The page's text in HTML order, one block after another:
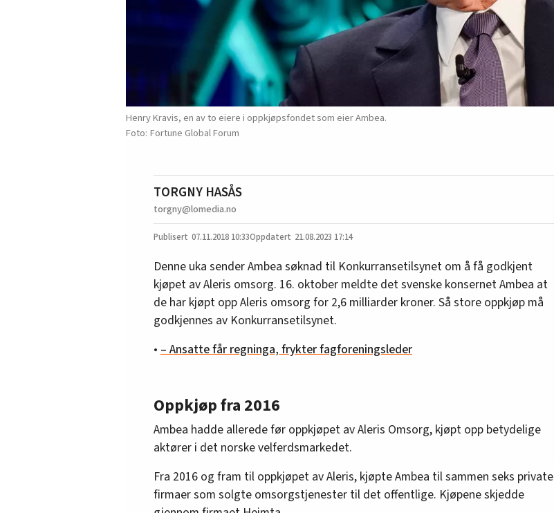
Henry Kravis, en av to eiere i oppkjøpsfondet som eier Ambea.
Fortune Global Forum
TORGNY HASÅS
torgny@lomedia.no
07.11.2018 10:33 21.08.2023 17:14
Denne uka sender Ambea søknad til Konkurransetilsynet om å få godkjent
kjøpet av Aleris omsorg. 16. oktober meldte det svenske konsernet Ambea at
de har kjøpt opp Aleris omsorg for 2,6 milliarder kroner. Så store oppkjøp må
godkjennes av Konkurransetilsynet.
• – Ansatte får regninga, frykter fagforeningsleder
Oppkjøp fra 2016
Ambea hadde allerede før oppkjøpet av Aleris Omsorg, kjøpt opp betydelige
aktører i det norske velferdsmarkedet.
Fra 2016 og fram til oppkjøpet av Aleris, kjøpte Ambea til sammen seks private
firmaer som solgte omsorgstjenester til det offentlige. Kjøpene skjedde